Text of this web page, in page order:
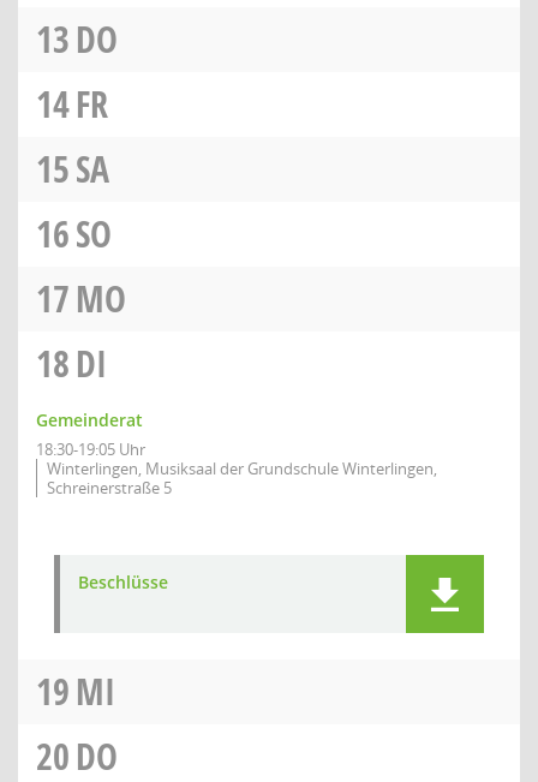
13DO
14FR
15SA
16SO
17MO
18DI
Gemeinderat
18:30-19:05 Uhr
Winterlingen, Musiksaal der Grundschule Winterlingen,
Schreinerstraße 5
Beschlüsse
19MI
20DO